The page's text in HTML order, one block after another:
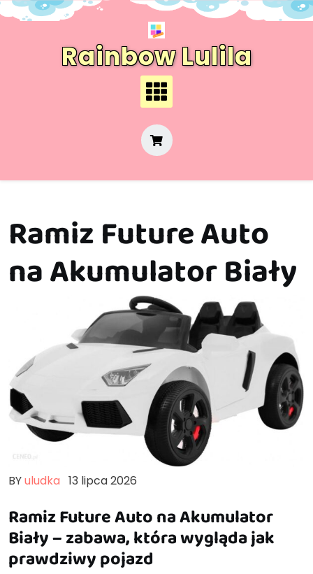
Skip
Rainbow Lulila
Ramiz Future Auto
na Akumulator Biały
BYuludka 13 lipca 2026
Ramiz Future Auto na Akumulator
Biały – zabawa, która wygląda jak
prawdziwy pojazd